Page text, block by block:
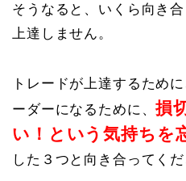
そうなると、いくら向き
上達しません。
トレードが上達するため
ーダーになるために、損
い！という気持ちを
した３つと向き合ってくだ